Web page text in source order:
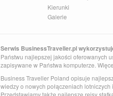
Kierunki
Galerie
Serwis BusinessTraveller.pl
Państwu najlepszej jakości oferowanych
zapisywane w Państwa komputerze.
Business Traveller Poland opisuje
wiedzy o nowych połączeniach